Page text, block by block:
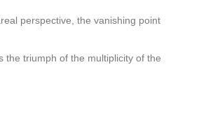
perspective, the vanishing point
the triumph of the multiplicity of the